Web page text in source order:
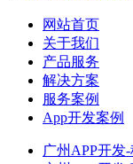
网站首页
关于我们
产品服务
解决方案
服务案例
App开发案例
广州APP开发